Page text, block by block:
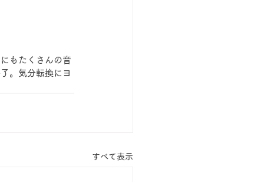
もたくさんの音
。気分転換にヨ
すべて表示